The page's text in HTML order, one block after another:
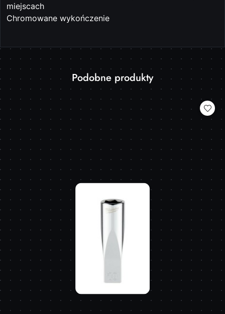
miejscach
Chromowane wykończenie
Pomiń karuzelę produktów
Produkty
statusie:
Podobne produkty